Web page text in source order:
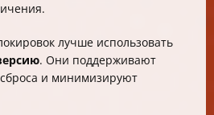
лучше использовать
. Они поддерживают
и минимизируют